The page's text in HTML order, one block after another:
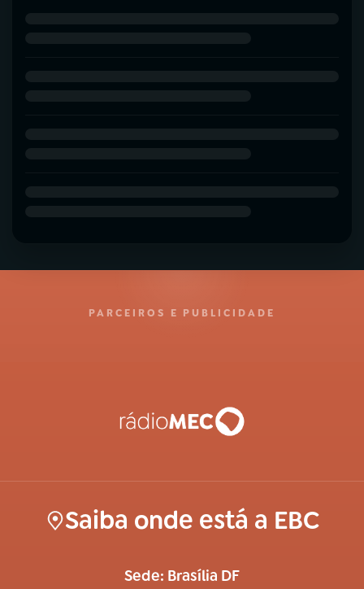
PARCEIROS E PUBLICIDADE
Saiba onde está a EBC
Sede: Brasília DF